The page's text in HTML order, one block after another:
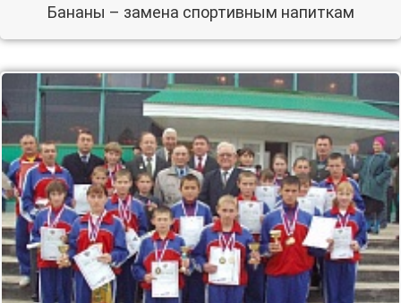
Бананы – замена спортивным напиткам